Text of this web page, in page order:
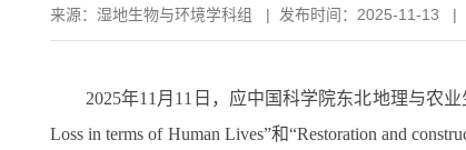
来源： 湿地生物与环境学科组 | 发布时间：2025-11-13 |
2025年11 月 11 日，应中国科学院东北地理与农
Loss in terms of Human Lives”和“Restoration and